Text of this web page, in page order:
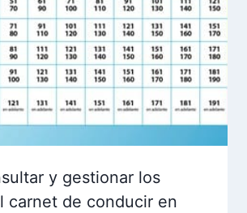
y gestionar los
carnet de conducir en